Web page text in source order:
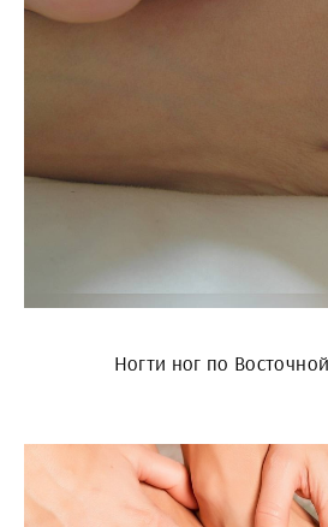
Ногти ног по